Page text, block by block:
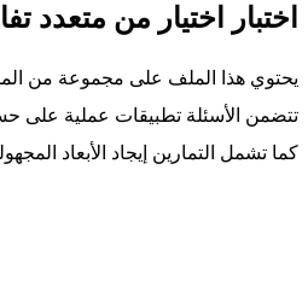
اختبار اختيار من
يحتوي هذا الملف على مجموعة من
تتضمن الأسئلة تطبيقات عملية على
كما تشمل التمارين إيجاد الأبعاد